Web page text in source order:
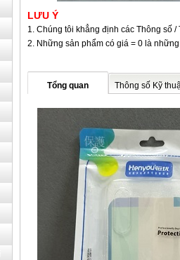
LƯU Ý
Chúng tôi khẳng định các Thông số
Những sản phẩm có giá = 0 là
Tổng quan Thông số Kỹ